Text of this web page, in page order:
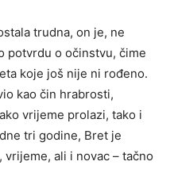
trudna, on je, ne
potvrdu o očinstvu, čime
koje još nije ni rođeno.
kao čin hrabrosti,
vrijeme prolazi, tako i
tri godine, Bret je
ali i novac – tačno